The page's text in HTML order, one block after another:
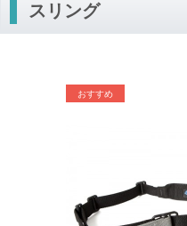
スリング